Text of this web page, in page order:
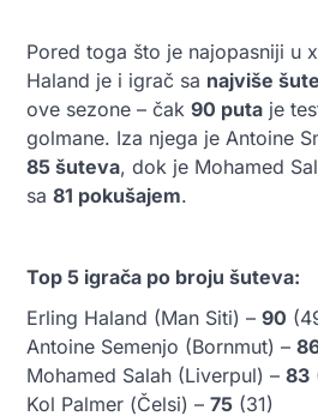
Pored toga što je najopasniji u
Haland je i igrač sa najviše
ove sezone – čak 90 puta je
golmane. Iza njega je Antoine
85 šuteva, dok je Mohamed
sa 81 pokušajem.
Top 5 igrača po broju šuteva:
Erling Haland (Man Siti) – 90
Antoine Semenjo (Bornmut) –
Mohamed Salah (Liverpul) – 83
Kol Palmer (Čelsi) – 75 (31)